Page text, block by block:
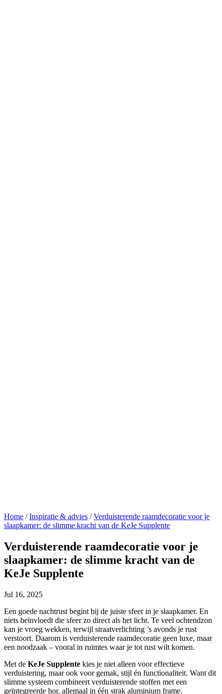
Home / Inspiratie & advies / Verduisterende raamdecoratie voor je
slaapkamer: de slimme kracht van de KeJe Supplente
Verduisterende raamdecoratie voor je
slaapkamer: de slimme kracht van de
KeJe Supplente
Jul 16, 2025
Een goede nachtrust begint bij de juiste sfeer in je slaapkamer. En
niets beïnvloedt die sfeer zo direct als het licht. Te veel ochtendzon
kan je vroeg wekken, terwijl straatverlichting ’s avonds je rust
verstoort. Daarom is verduisterende raamdecoratie geen luxe, maar
een noodzaak – vooral in ruimtes waar je tot rust wilt komen.
Met de KeJe Supplente kies je niet alleen voor effectieve
verduistering, maar ook voor gemak, stijl én functionaliteit. Want dit
slimme systeem combineert verduisterende stoffen met een
geïntegreerde hor, allemaal in één strak aluminium frame.